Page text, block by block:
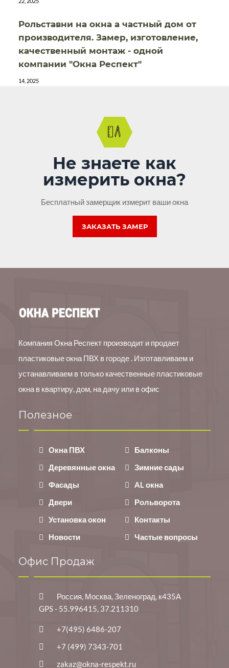
Рольставни на окна а частный дом от
производителя. Замер, изготовление,
качественный монтаж - одной
компании "Окна Респект"
14, 2025
Не знаете как
измерить окна?
Бесплатный замерщик измерит ваши окна
ЗАКАЗАТЬ ЗАМЕР
Компания Окна Респект производит и продает
пластиковые окна ПВХ в городе . Изготавливаем и
устанавливаем в только качественные пластиковые
окна в квартиру, дом, на дачу или в офис
Полезное
Окна ПВХ
Балконы
Деревянные окна
Зимние сады
Фасады
AL окна
Двери
Рольворота
Установка окон
Контакты
Новости
Частые вопросы
Офис Продаж
Россия, Москва, Зеленоград, к435А
GPS - 55.996415, 37.211310
+7(495) 6486-207
+7 (499) 7343-701
zakaz@okna-respekt.ru